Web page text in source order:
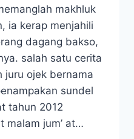
makhluk
ia kerap menjahili
dagang bakso,
salah satu cerita
juru ojek bernama
sundel
tahun 2012
malam jum’ at…